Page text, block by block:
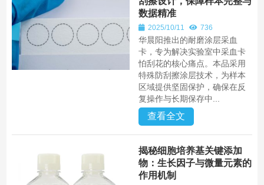
数据精准
2025/10/11 736
华晨阳推出的耐磨涂层采血
卡，专为解决实验室中采血卡
怕刮花的核心痛点。本品采用
特殊防刮擦涂层技术，为样本
区域提供坚固保护，确保在反
复操作与长期保存中...
查看全文
揭秘细胞培养基关键添加
物：生长因子与微量元素的
作用机制